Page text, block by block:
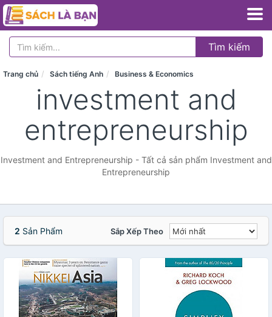
Tìm kiếm
Trang chủ Sách tiếng Anh Business & Economics
investment and
entrepreneurship
Investment and Entrepreneurship - Tất cả sản phẩm Investment and
Entrepreneurship
2 Sản Phẩm Sắp Xếp Theo